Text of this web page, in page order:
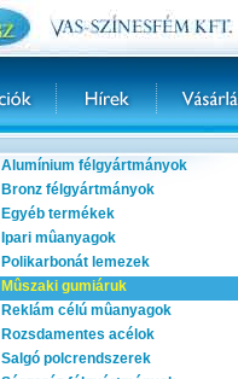
Alumínium félgyártmányok
Bronz félgyártmányok
Egyéb termékek
Ipari mûanyagok
Polikarbonát lemezek
Mûszaki gumiáruk
Reklám célú mûanyagok
Rozsdamentes acélok
Salgó polcrendszerek